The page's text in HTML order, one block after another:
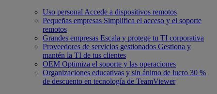
Uso personal Accede a dispositivos remotos
Pequeñas empresas Simplifica el acceso y el soporte
remotos
Grandes empresas Escala y protege tu TI corporativa
Proveedores de servicios gestionados Gestiona y
mantén la TI de tus clientes
OEM Optimiza el soporte y las operaciones
Organizaciones educativas y sin ánimo de lucro 30 %
de descuento en tecnología de TeamViewer